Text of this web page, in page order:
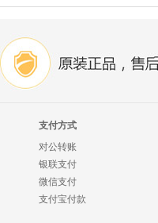
支付方式
对公转账
银联支付
微信支付
支付宝付款